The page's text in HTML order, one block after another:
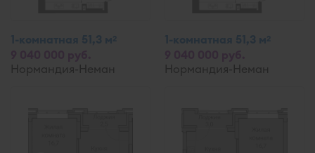
1-комнатная 51,3 м2
Нормандия-Неман
1-комнатная 51,3 м2
Нормандия-Неман